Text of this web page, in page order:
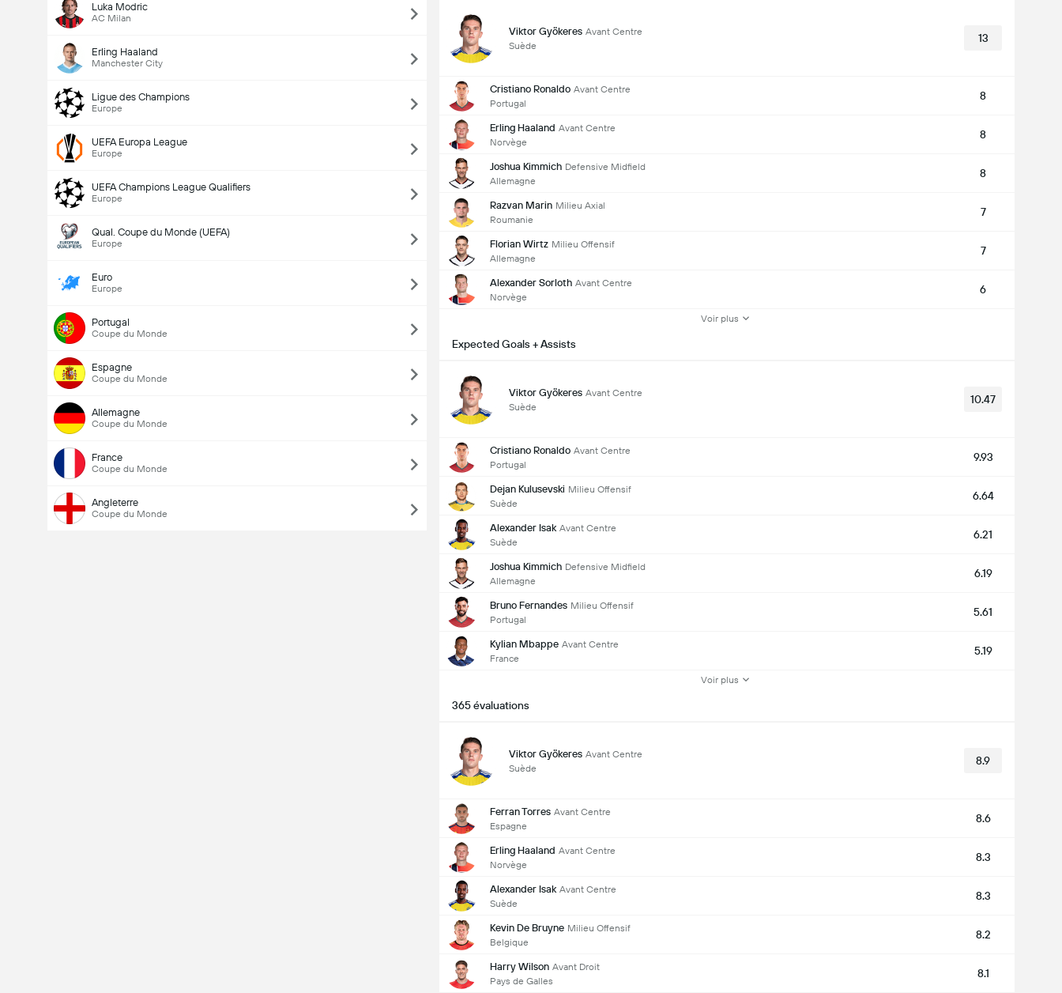
Luka Modric
AC Milan
Erling Haaland
Manchester City
Ligue des Champions
Europe
UEFA Europa League
Europe
UEFA Champions League Qualifiers
Europe
Qual. Coupe du Monde (UEFA)
Europe
Euro
Europe
Portugal
Coupe du Monde
Espagne
Coupe du Monde
Allemagne
Coupe du Monde
France
Coupe du Monde
Angleterre
Coupe du Monde
Viktor Gyökeres Avant Centre
Suède
13
Cristiano Ronaldo Avant Centre
Portugal
8
Erling Haaland Avant Centre
Norvège
8
Joshua Kimmich Defensive Midfield
Allemagne
8
Razvan Marin Milieu Axial
Roumanie
7
Florian Wirtz Milieu Offensif
Allemagne
7
Alexander Sorloth Avant Centre
Norvège
6
Voir plus
Expected Goals + Assists
Viktor Gyökeres Avant Centre
Suède
10.47
Cristiano Ronaldo Avant Centre
Portugal
9.93
Dejan Kulusevski Milieu Offensif
Suède
6.64
Alexander Isak Avant Centre
Suède
6.21
Joshua Kimmich Defensive Midfield
Allemagne
6.19
Bruno Fernandes Milieu Offensif
Portugal
5.61
Kylian Mbappe Avant Centre
France
5.19
Voir plus
365 évaluations
Viktor Gyökeres Avant Centre
Suède
8.9
Ferran Torres Avant Centre
Espagne
8.6
Erling Haaland Avant Centre
Norvège
8.3
Alexander Isak Avant Centre
Suède
8.3
Kevin De Bruyne Milieu Offensif
Belgique
8.2
Harry Wilson Avant Droit
Pays de Galles
8.1